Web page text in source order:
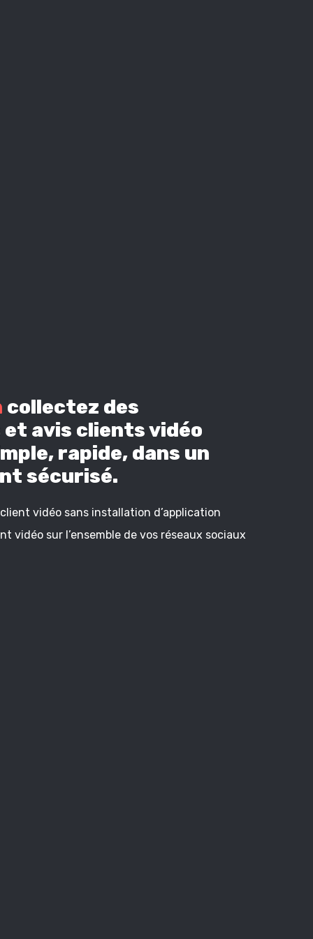
collectez des
et avis clients vidéo
rapide, dans un
sécurisé.
vidéo sans installation d’application
vidéo sur l’ensemble de vos réseaux sociaux